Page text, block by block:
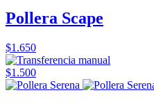
Pollera Scape
$1.650
$1.500